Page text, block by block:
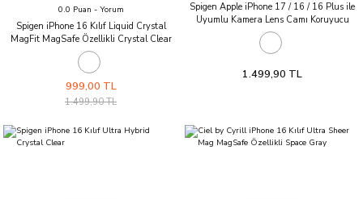
0.0 Puan - Yorum
Spigen iPhone 16 Kılıf Liquid Crystal
MagFit MagSafe Özellikli Crystal Clear
999,00 TL
1.499,90 TL
Spigen Apple iPhone 17 / 16 / 16 Plus ile
Uyumlu Kamera Lens Camı Koruyucu
GLAS.tR Optik (2 Adet) Crystal Clear
1.499,90 TL